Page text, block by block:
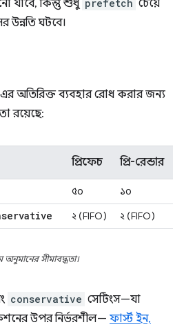
যাবে, কিন্তু শুধু prefetch চেয়ে
উন্নতি ঘটবে।
অতিরিক্ত ব্যবহার রোধ করার জন্য
রয়েছে:
প্রিফেচ প্রি-রেন্ডার
৫০ ১০
২ (FIFO) ২ (FIFO)
অনুমানের সীমাবদ্ধতা।
conservative সেটিংস—যা
উপর নির্ভরশীল— ফার্স্ট ইন,